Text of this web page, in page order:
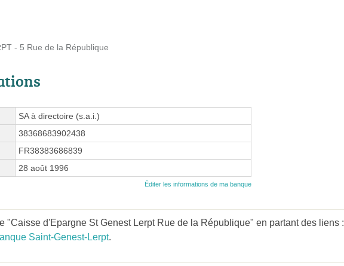
- 5 Rue de la République
SA à directoire (s.a.i.)
38368683902438
FR38383686839
28 août 1996
Éditer les informations de ma banque
"Caisse d'Epargne St Genest Lerpt Rue de la République" en partant des liens :
Saint-Genest-Lerpt.